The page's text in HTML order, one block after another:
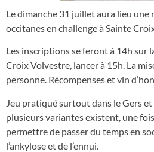
Le dimanche 31 juillet aura lieu une
occitanes en challenge à Sainte
Les inscriptions se feront à 14h sur
Croix Volvestre, lancer à 15h. La
personne. Récompenses et vin
Jeu pratiqué surtout dans le Gers
plusieurs variantes existent, une
permettre de passer du temps en
l’ankylose et de l’ennui.